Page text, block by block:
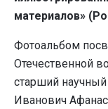
материалов»
Фотоальбом
Отечественной
старший
Иванович